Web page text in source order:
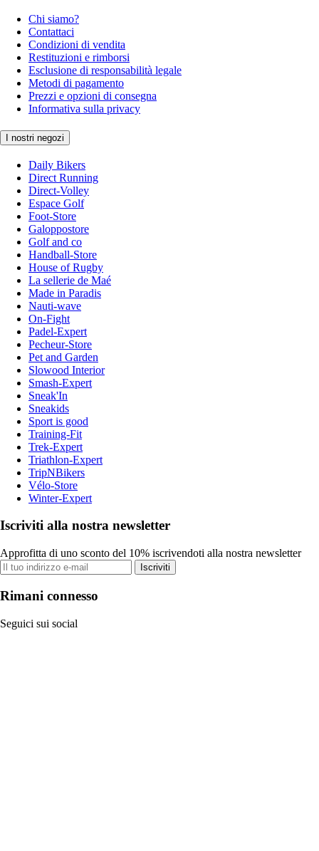
Chi siamo?
Contattaci
Condizioni di vendita
Restituzioni e rimborsi
Esclusione di responsabilità legale
Metodi di pagamento
Prezzi e opzioni di consegna
Informativa sulla privacy
I nostri negozi
Daily Bikers
Direct Running
Direct-Volley
Espace Golf
Foot-Store
Galoppostore
Golf and co
Handball-Store
House of Rugby
La sellerie de Maé
Made in Paradis
Nauti-wave
On-Fight
Padel-Expert
Pecheur-Store
Pet and Garden
Slowood Interior
Smash-Expert
Sneak'In
Sneakids
Sport is good
Training-Fit
Trek-Expert
Triathlon-Expert
TripNBikers
Vélo-Store
Winter-Expert
Iscriviti alla nostra newsletter
Approfitta di uno sconto del 10% iscrivendoti alla nostra newsletter
Iscriviti
Rimani connesso
Seguici sui social